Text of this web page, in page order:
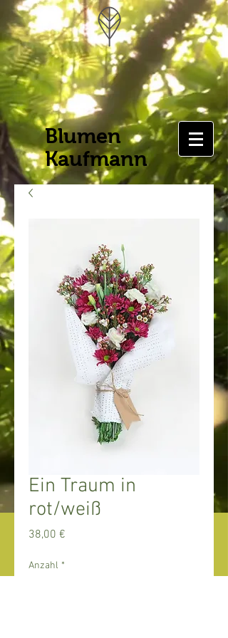
Blumen
Kaufmann
Ein Traum in
rot/weiß
38,00 €
Anzahl *